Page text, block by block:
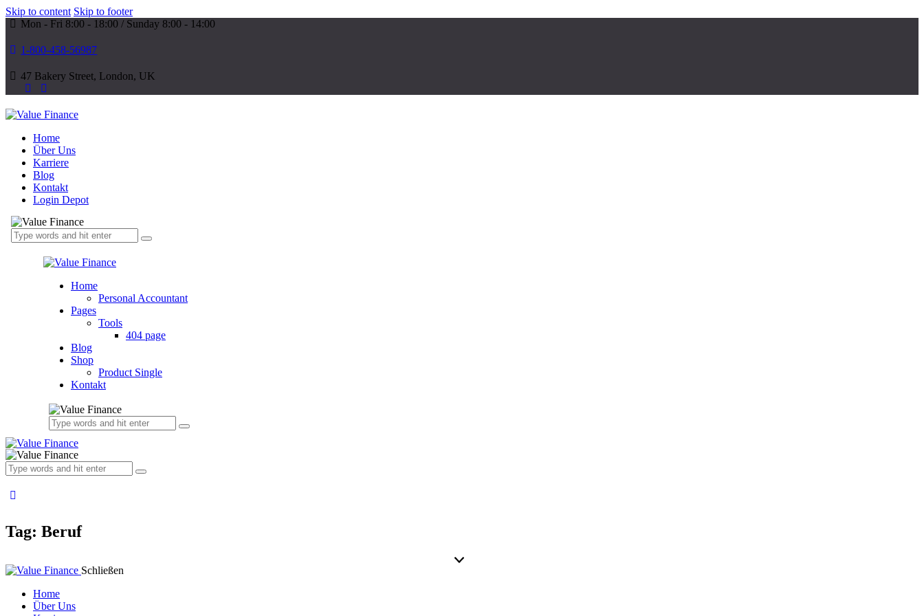
Skip to content Skip to footer
Mon - Fri 8:00 - 18:00 / Sunday 8:00 - 14:00
1-800-458-56987
47 Bakery Street, London, UK
Home
Über Uns
Karriere
Blog
Kontakt
Login Depot
Home
Personal Accountant
Pages
Tools
404 page
Blog
Shop
Product Single
Kontakt
Tag: Beruf
Schließen
Home
Über Uns